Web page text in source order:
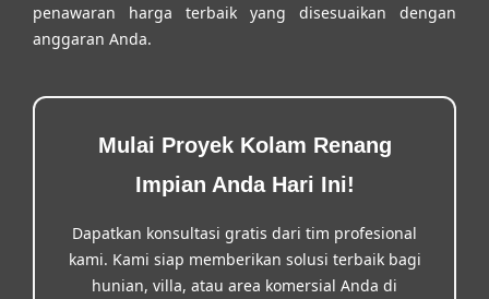
penawaran harga terbaik yang disesuaikan dengan
anggaran Anda.
Mulai Proyek Kolam Renang
Impian Anda Hari Ini!
Dapatkan konsultasi gratis dari tim profesional
kami. Kami siap memberikan solusi terbaik bagi
hunian, villa, atau area komersial Anda di